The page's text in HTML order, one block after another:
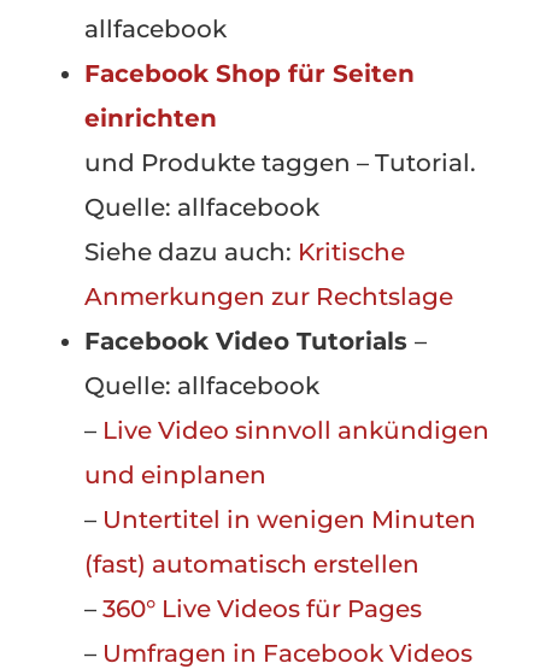
allfacebook
Facebook Shop für Seiten
einrichten
und Produkte taggen – Tutorial.
Quelle: allfacebook
Siehe dazu auch: Kritische
Anmerkungen zur Rechtslage
Facebook Video Tutorials –
Quelle: allfacebook
– Live Video sinnvoll ankündigen
und einplanen
– Untertitel in wenigen Minuten
(fast) automatisch erstellen
– 360° Live Videos für Pages
– Umfragen in Facebook Videos